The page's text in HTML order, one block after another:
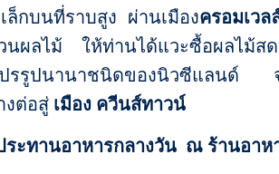
ล็กบนที่ราบสูง ผ่านเมืองครอมเวล
นผลไม้ ให้ท่านได้แวะซื้อผลไม้
รรูปนานาชนิดของนิวซีแลนด์
งต่อสู่ เมือง ควีนส์ทาวน์
านอาหารกลางวัน ณ ร้านอาห